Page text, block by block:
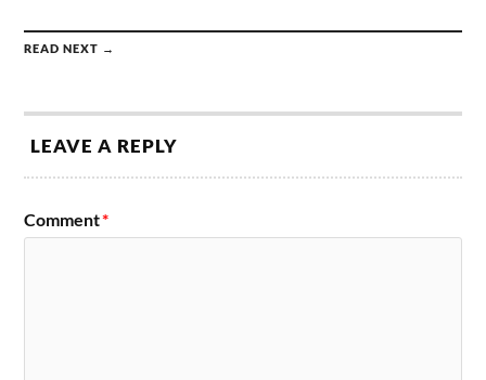
READ NEXT →
LEAVE A REPLY
Comment*